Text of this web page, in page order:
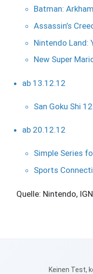
Batman:
Assassin’s
Nintendo Land:
New Super
ab 13.12.12
San Goku Shi
ab 20.12.12
Simple Series
Sports
Quelle: Nintendo, IGN
Keinen Test,